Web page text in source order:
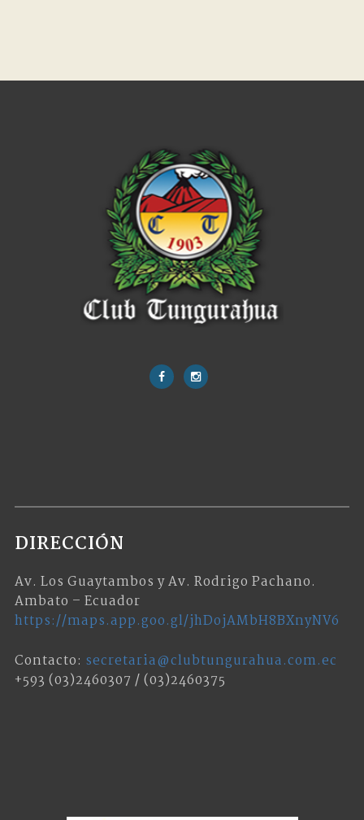
DIRECCIÓN
Av. Los Guaytambos y Av. Rodrigo Pachano.
Ambato – Ecuador
https://maps.app.goo.gl/jhDojAMbH8BXnyNV6
Contacto: secretaria@clubtungurahua.com.ec
+593 (03)2460307 / (03)2460375